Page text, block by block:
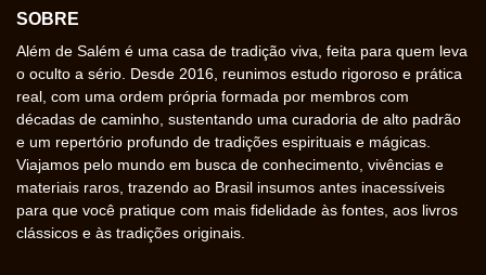
SOBRE
Além de Salém é uma casa de tradição viva, feita para quem leva
o oculto a sério. Desde 2016, reunimos estudo rigoroso e prática
real, com uma ordem própria formada por membros com
décadas de caminho, sustentando uma curadoria de alto padrão
e um repertório profundo de tradições espirituais e mágicas.
Viajamos pelo mundo em busca de conhecimento, vivências e
materiais raros, trazendo ao Brasil insumos antes inacessíveis
para que você pratique com mais fidelidade às fontes, aos livros
clássicos e às tradições originais.